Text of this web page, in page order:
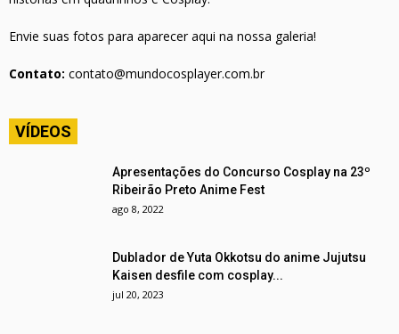
Envie suas fotos para aparecer aqui na nossa galeria!
Contato: contato@mundocosplayer.com.br
VÍDEOS
Apresentações do Concurso Cosplay na 23º
Ribeirão Preto Anime Fest
ago 8, 2022
Dublador de Yuta Okkotsu do anime Jujutsu
Kaisen desfile com cosplay...
jul 20, 2023